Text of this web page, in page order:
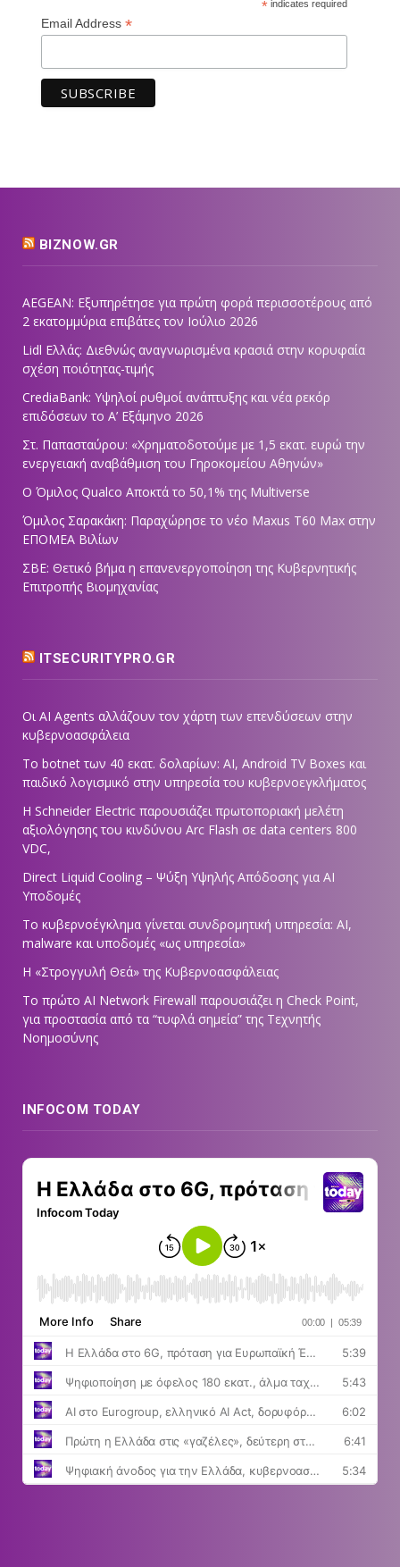
*indicates required
Email Address *
BIZNOW.GR
AEGEAN: Εξυπηρέτησε για πρώτη φορά περισσοτέρους από
2 εκατομμύρια επιβάτες τον Ιούλιο 2026
Lidl Ελλάς: Διεθνώς αναγνωρισμένα κρασιά στην κορυφαία
σχέση ποιότητας-τιμής
CrediaBank: Υψηλοί ρυθμοί ανάπτυξης και νέα ρεκόρ
επιδόσεων το Α’ Εξάμηνο 2026
Στ. Παπασταύρου: «Χρηματοδοτούμε με 1,5 εκατ. ευρώ την
ενεργειακή αναβάθμιση του Γηροκομείου Αθηνών»
Ο Όμιλος Qualco Αποκτά το 50,1% της Multiverse
Όμιλος Σαρακάκη: Παραχώρησε το νέο Maxus T60 Max στην
ΕΠΟΜΕΑ Βιλίων
ΣΒΕ: Θετικό βήμα η επανενεργοποίηση της Κυβερνητικής
Επιτροπής Βιομηχανίας
ITSECURITYPRO.GR
Οι AI Agents αλλάζουν τον χάρτη των επενδύσεων στην
κυβερνοασφάλεια
Το botnet των 40 εκατ. δολαρίων: AI, Android TV Boxes και
παιδικό λογισμικό στην υπηρεσία του κυβερνοεγκλήματος
Η Schneider Electric παρουσιάζει πρωτοποριακή μελέτη
αξιολόγησης του κινδύνου Arc Flash σε data centers 800
VDC,
Direct Liquid Cooling – Ψύξη Υψηλής Απόδοσης για AI
Υποδομές
Το κυβερνοέγκλημα γίνεται συνδρομητική υπηρεσία: AI,
malware και υποδομές «ως υπηρεσία»
Η «Στρογγυλή Θεά» της Κυβερνοασφάλειας
Tο πρώτο AI Network Firewall παρουσιάζει η Check Point,
για προστασία από τα “τυφλά σημεία” της Τεχνητής
Νοημοσύνης
INFOCOM TODAY